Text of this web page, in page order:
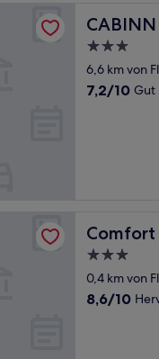
CABINN
3.0-
Sterne-
Unterkunft
6,6 km von
7.2
7,2/10 Gut
Comfort
3.0-
Sterne-
Unterkunft
0,4 km von
8.6
8,6/10